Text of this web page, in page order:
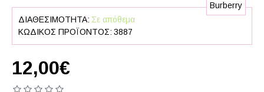
ΔΙΑΘΕΣΙΜΌΤΗΤΑ: Σε απόθεμα
ΚΩΔΙΚΌΣ ΠΡΟΪΌΝΤΟΣ: 3887
Burberry
12,00€